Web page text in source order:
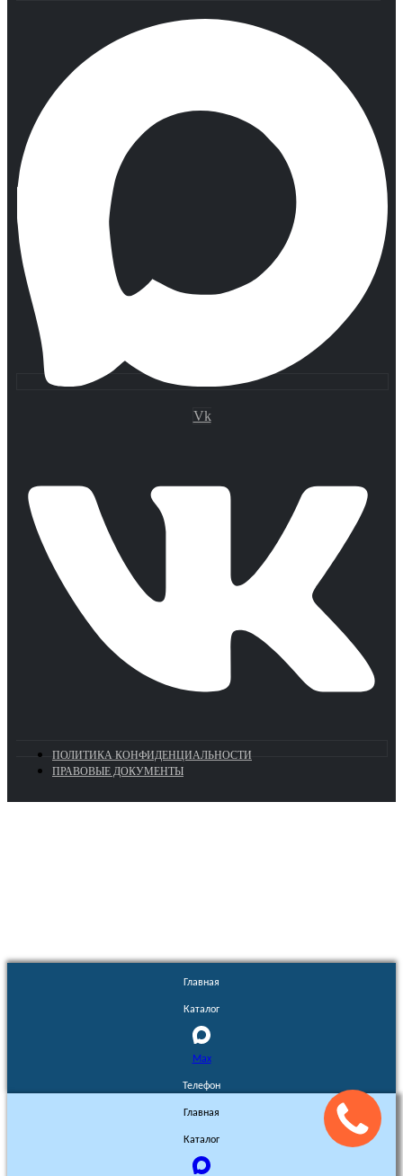
Vk
ПОЛИТИКА КОНФИДЕНЦИАЛЬНОСТИ
ПРАВОВЫЕ ДОКУМЕНТЫ
Главная
Каталог
Max
Телефон
Главная
Каталог